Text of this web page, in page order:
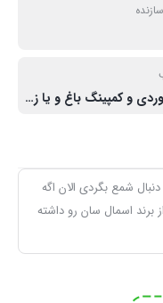
کوهنوردی و کمپینگ باغ و یا زمان برق رفتگی
شمع بگردی الان اگه
قوه جیبی با نور 360 درجه از برند اسمال سان رو داشته